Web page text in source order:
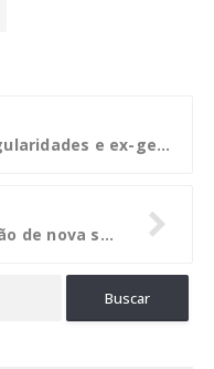
Auditoria detecta irregularidades e ex-gestores do Previlucas são multados
Crea-MT prestigia inauguração de nova sede da Secretaria de Controle Externo do TCU-MT